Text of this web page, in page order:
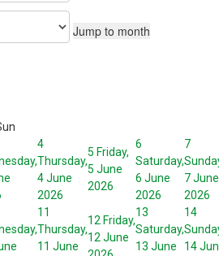
Jump to month
4
Thursday,
4 June
2026
5 Friday,
5 June
2026
6
Saturday,
6 June
2026
7
7 June
2026
11
Thursday,
11 June
12 Friday,
12 June
13
Saturday,
13 June
14
14